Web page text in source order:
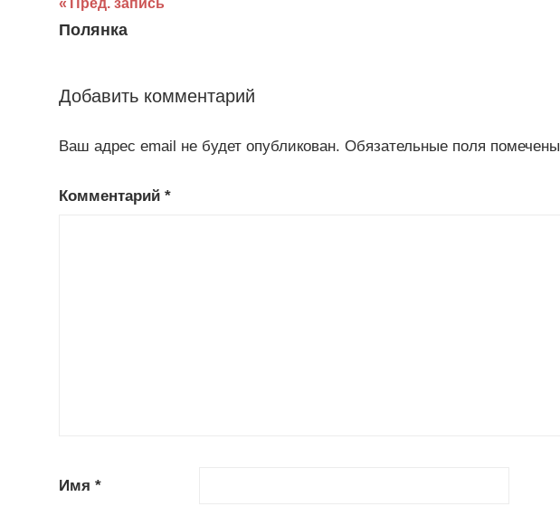
Навигация
по
Полянка
Добавить комментарий
Ваш адрес email не будет опубликован. Обязательные поля помечены
Комментарий *
Имя *